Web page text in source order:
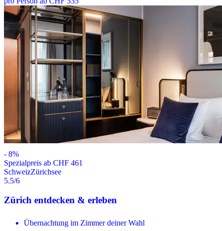
- 8%
Spezialpreis ab CHF 461
SchweizZürichsee
5.5/6
Zürich entdecken & erleben
Übernachtung im Zimmer deiner Wahl